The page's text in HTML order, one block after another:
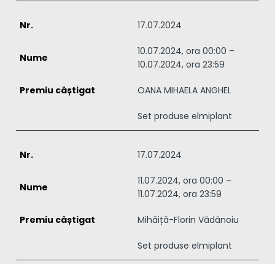
17.07.2024
10.07.2024, ora 00:00 –
10.07.2024, ora 23:59
OANA MIHAELA ANGHEL
Set produse elmiplant
17.07.2024
11.07.2024, ora 00:00 –
11.07.2024, ora 23:59
Mihăiță-Florin Vădănoiu
Set produse elmiplant